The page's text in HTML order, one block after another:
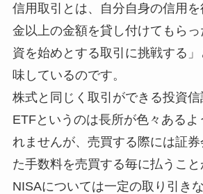
信用取引とは、自分自身の信用
金以上の金額を貸し付けてもら
資を始めとする取引に挑戦する
味しているのです。
株式と同じく取引ができる投資
ETFというのは長所が色々あるよ
れませんが、売買する際には証
た手数料を売買する毎に払うこと
NISAについては一定の取り引き